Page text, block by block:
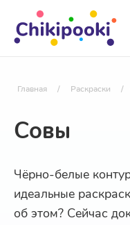
Главная / Раскраски /
Совы
Чёрно-белые
идеальные
об этом? Сейчас